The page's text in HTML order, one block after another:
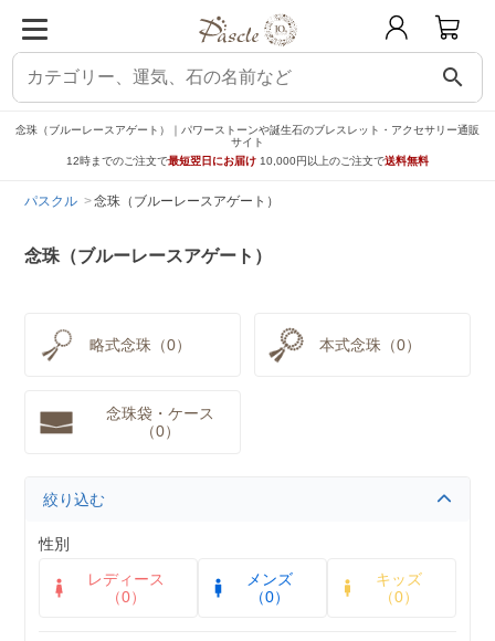
search
念珠（ブルーレースアゲート）｜パワーストーンや誕生石のブレスレット・アクセサリー通販
サイト
12時までのご注文で最短翌日にお届け 10,000円以上のご注文で送料無料
パスクル 念珠（ブルーレースアゲート）
念珠（ブルーレースアゲート）
略式念珠（0） 本式念珠（0）
念珠袋・ケース
（0）
絞り込む
性別
レディース
（0）
メンズ
（0）
キッズ
（0）